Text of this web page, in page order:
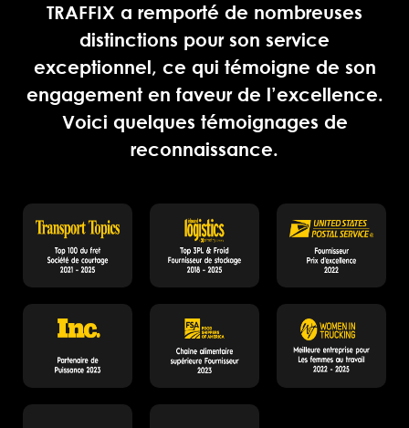
TRAFFIX a remporté de nombreuses
distinctions pour son service
exceptionnel, ce qui témoigne de son
engagement en faveur de l’excellence.
Voici quelques témoignages de
reconnaissance.